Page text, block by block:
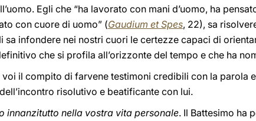
Egli che “ha lavorato con mani d’uomo, ha
con cuore di uomo” (Gaudium et Spes, 22), sa
sa infondere nei nostri cuori le certezze capaci di
che si profila all’orizzonte del tempo e che ha
voi il compito di farvene testimoni credibili con la parola e
risolutivo e beatificante con lui.
innanzitutto nella vostra vita personale. Il Battesimo ha